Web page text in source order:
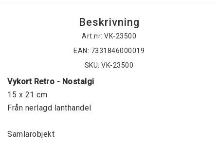
Beskrivning
Art.nr: VK-23500
EAN: 7331846000019
SKU: VK-23500
Vykort Retro - Nostalgi
15 x 21 cm
Från nerlagd lanthandel
Samlarobjekt